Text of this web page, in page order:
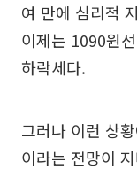
여 만에 심리적
이제는 1090원
하락세다.
그러나 이런 상
이라는 전망이